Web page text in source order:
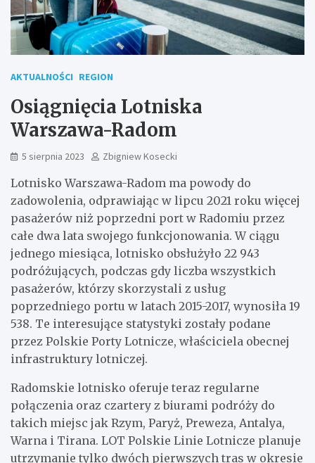
AKTUALNOŚCI REGION
Osiągnięcia Lotniska
Warszawa-Radom
5 sierpnia 2023 Zbigniew Kosecki
Lotnisko Warszawa-Radom ma powody do
zadowolenia, odprawiając w lipcu 2021 roku więcej
pasażerów niż poprzedni port w Radomiu przez
całe dwa lata swojego funkcjonowania. W ciągu
jednego miesiąca, lotnisko obsłużyło 22 943
podróżujących, podczas gdy liczba wszystkich
pasażerów, którzy skorzystali z usług
poprzedniego portu w latach 2015-2017, wynosiła 19
538. Te interesujące statystyki zostały podane
przez Polskie Porty Lotnicze, właściciela obecnej
infrastruktury lotniczej.
Radomskie lotnisko oferuje teraz regularne
połączenia oraz czartery z biurami podróży do
takich miejsc jak Rzym, Paryż, Preweza, Antalya,
Warna i Tirana. LOT Polskie Linie Lotnicze planuje
utrzymanie tylko dwóch pierwszych tras w okresie